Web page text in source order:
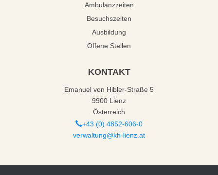
Ambulanzzeiten
Besuchszeiten
Ausbildung
Offene Stellen
KONTAKT
Emanuel von Hibler-Straße 5
9900 Lienz
Österreich
+43 (0) 4852-606-0
verwaltung@kh-lienz.at